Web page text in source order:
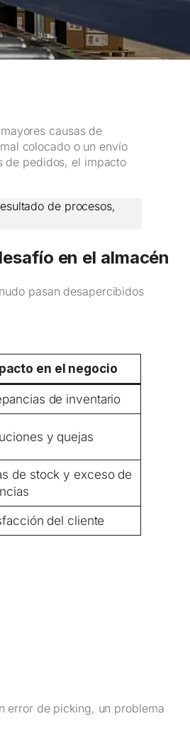
causas de
colocado o un envío
de pedidos, el impacto
de procesos,
en el almacén
pasan desapercibidos
en el negocio
de inventario
y quejas
de stock y exceso de
del cliente
error de picking, un problema